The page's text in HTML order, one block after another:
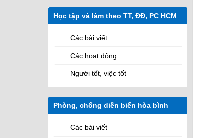
Các Hệ quản lý học viên
Học tập và làm theo TT, ĐĐ, PC HCM
Các bài viết
Các hoạt động
Người tốt, việc tốt
Phòng, chống diễn biến hòa bình
Các bài viết